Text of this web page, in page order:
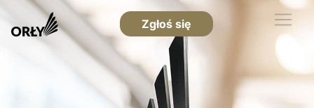
Zgłoś się